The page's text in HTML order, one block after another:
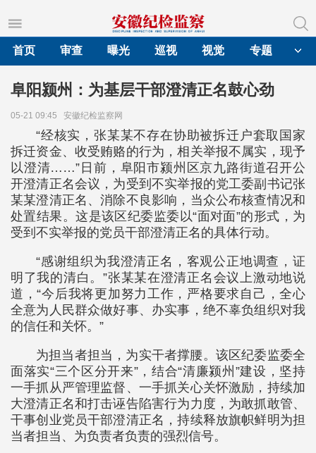
首页
审查 曝光 巡视 视觉 专题
阜阳颍州：为基层干部澄清正名鼓心劲
05-21 09:45 安徽纪检监察网
“经核实，张某某不存在协助被拆迁户套取国家
拆迁资金、收受贿赂的行为，相关举报不属实，现予
以澄清……”日前，阜阳市颍州区京九路街道召开公
开澄清正名会议，为受到不实举报的党工委副书记张
某某澄清正名、消除不良影响，当众公布核查情况和
处置结果。这是该区纪委监委以“面对面”的形式，为
受到不实举报的党员干部澄清正名的具体行动。
“感谢组织为我澄清正名，客观公正地调查，证
明了我的清白。”张某某在澄清正名会议上激动地说
道，“今后我将更加努力工作，严格要求自己，全心
全意为人民群众做好事、办实事，绝不辜负组织对我
的信任和关怀。”
为担当者担当，为实干者撑腰。该区纪委监委全
面落实“三个区分开来”，结合“清廉颍州”建设，坚持
一手抓从严管理监督、一手抓关心关怀激励，持续加
大澄清正名和打击诬告陷害行为力度，为敢抓敢管、
干事创业党员干部澄清正名，持续释放旗帜鲜明为担
当者担当、为负责者负责的强烈信号。